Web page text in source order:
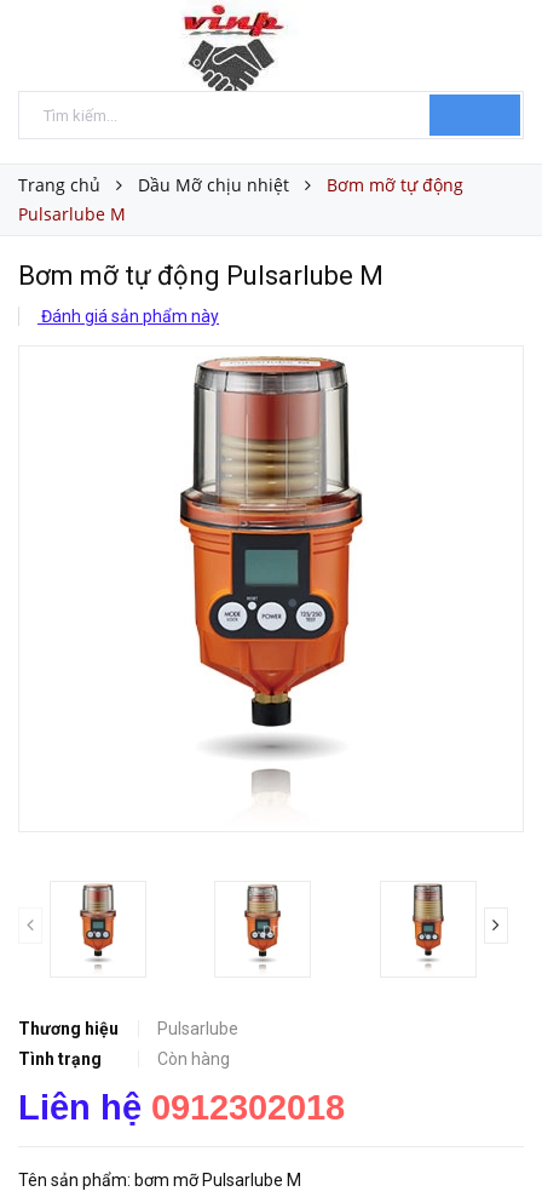
Trang chủ Dầu Mỡ chịu nhiệt
Bơm mỡ tự động
Pulsarlube M
Bơm mỡ tự động Pulsarlube M
Đánh giá sản phẩm này
prev
Thương hiệu
Pulsarlube
Tình trạng
Còn hàng
Liên hệ 0912302018
Tên sản phẩm: bơm mỡ Pulsarlube M